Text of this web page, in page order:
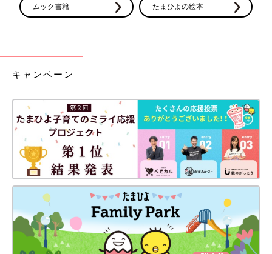
ムック書籍 たまひよの絵本
キャンペーン